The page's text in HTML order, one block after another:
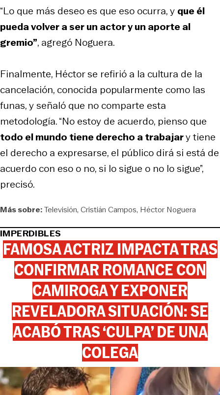
“Lo que más deseo es que eso ocurra, y que él
pueda volver a ser un actor y un aporte al
gremio”, agregó Noguera.
Finalmente, Héctor se refirió a la cultura de la
cancelación, conocida popularmente como las
funas, y señaló que no comparte esta
metodología. “No estoy de acuerdo, pienso que
todo el mundo tiene derecho a trabajary tiene
el derecho a expresarse, el público dirá si está de
acuerdo con eso o no, si lo sigue o no lo sigue”,
precisó.
Más sobre:Televisión Cristián Campos Héctor Noguera
IMPERDIBLES
FAMOSA ACTRIZ IMPACTA TRAS
CONFIRMAR ROMANCE CON
CAMIROGA Y EXPONER
REVELADORA SITUACIÓN: SE
ACABÓ TRAS ‘CULPA’ DE UNA
COLEGA